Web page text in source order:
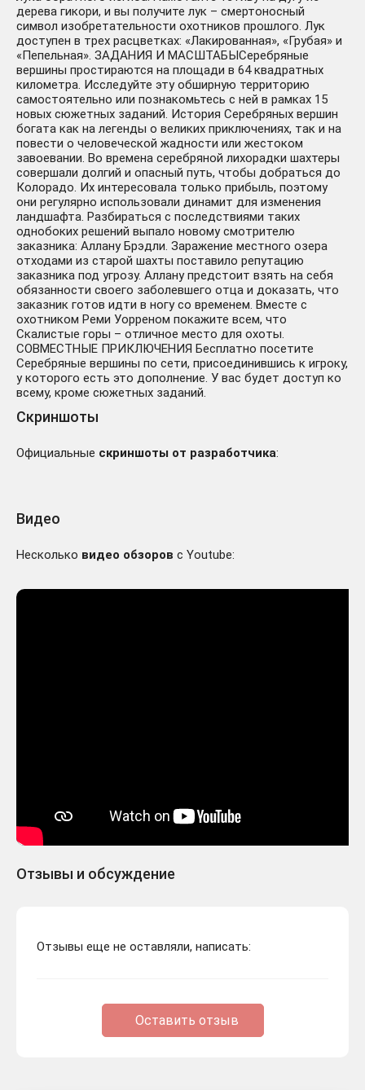
дерева гикори, и вы получите лук – смертоносный
символ изобретательности охотников прошлого. Лук
доступен в трех расцветках: «Лакированная», «Грубая» и
«Пепельная». ЗАДАНИЯ И МАСШТАБЫСеребряные
вершины простираются на площади в 64 квадратных
километра. Исследуйте эту обширную территорию
самостоятельно или познакомьтесь с ней в рамках 15
новых сюжетных заданий. История Серебряных вершин
богата как на легенды о великих приключениях, так и на
повести о человеческой жадности или жестоком
завоевании. Во времена серебряной лихорадки шахтеры
совершали долгий и опасный путь, чтобы добраться до
Колорадо. Их интересовала только прибыль, поэтому
они регулярно использовали динамит для изменения
ландшафта. Разбираться с последствиями таких
однобоких решений выпало новому смотрителю
заказника: Аллану Брэдли. Заражение местного озера
отходами из старой шахты поставило репутацию
заказника под угрозу. Аллану предстоит взять на себя
обязанности своего заболевшего отца и доказать, что
заказник готов идти в ногу со временем. Вместе с
охотником Реми Уорреном покажите всем, что
Скалистые горы – отличное место для охоты.
СОВМЕСТНЫЕ ПРИКЛЮЧЕНИЯ Бесплатно посетите
Серебряные вершины по сети, присоединившись к игроку,
у которого есть это дополнение. У вас будет доступ ко
всему, кроме сюжетных заданий.
Скриншоты
Официальные скриншоты от разработчика:
Видео
Несколько видео обзоров с Youtube:
Отзывы и обсуждение
Отзывы еще не оставляли, написать:
Оставить отзыв